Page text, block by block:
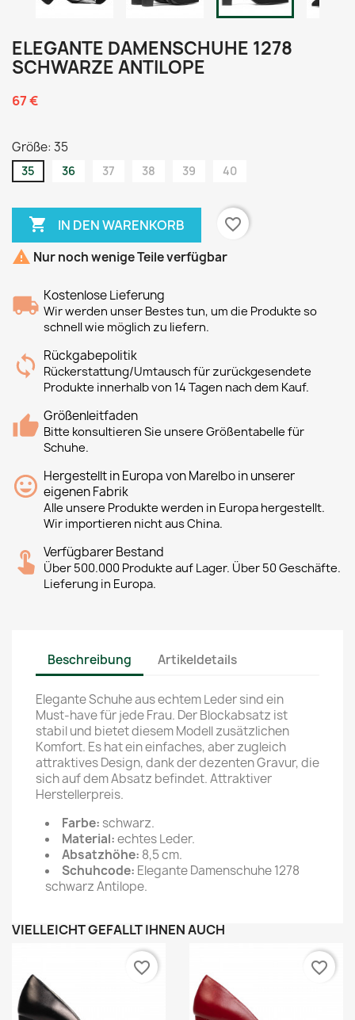
ELEGANTE DAMENSCHUHE 1278
SCHWARZE ANTILOPE
67 €
Größe: 35
35 36 37 38 39 40
 IN DEN WARENKORB
favorite_border
 Nur noch wenige Teile verfügbar
Kostenlose Lieferung
Wir werden unser Bestes tun, um die Produkte so
schnell wie möglich zu liefern.
Rückgabepolitik
Rückerstattung/Umtausch für zurückgesendete
Produkte innerhalb von 14 Tagen nach dem Kauf.
Größenleitfaden
Bitte konsultieren Sie unsere Größentabelle für
Schuhe.
Hergestellt in Europa von Marelbo in unserer
eigenen Fabrik
Alle unsere Produkte werden in Europa hergestellt.
Wir importieren nicht aus China.
Verfügbarer Bestand
Über 500.000 Produkte auf Lager. Über 50 Geschäfte.
Lieferung in Europa.
Beschreibung Artikeldetails
Elegante Schuhe aus echtem Leder sind ein
Must-have für jede Frau. Der Blockabsatz ist
stabil und bietet diesem Modell zusätzlichen
Komfort. Es hat ein einfaches, aber zugleich
attraktives Design, dank der dezenten Gravur, die
sich auf dem Absatz befindet. Attraktiver
Herstellerpreis.
Farbe: schwarz.
Material:echtes Leder.
Absatzhöhe: 8,5 cm.
Schuhcode: Elegante Damenschuhe 1278
schwarz Antilope.
VIELLEICHT GEFÄLLT IHNEN AUCH
favorite_border favorite_border